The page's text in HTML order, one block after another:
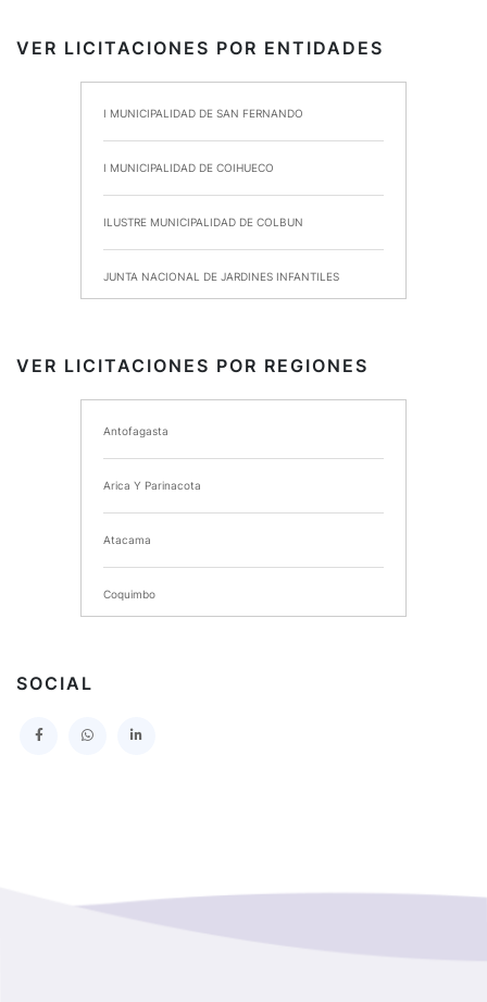
VER LICITACIONES POR ENTIDADES
I MUNICIPALIDAD DE SAN FERNANDO
I MUNICIPALIDAD DE COIHUECO
ILUSTRE MUNICIPALIDAD DE COLBUN
JUNTA NACIONAL DE JARDINES INFANTILES
I MUNICIPALIDAD DE CHIMBARONGO
INSTITUTO NACIONAL DE DEPORTES DE CHILE
SERVICIO DE SALUD DEL MAULE HOSPITAL DE
TALCA
I MUNICIPALIDAD DE PROVIDENCIA
SERVICIO DE SALUD TALCAHUANO HOSPITAL DE
GOBERNACION PROVINCIAL DE TALCA
VER LICITACIONES POR REGIONES
Antofagasta
Arica Y Parinacota
Atacama
Coquimbo
SOCIAL